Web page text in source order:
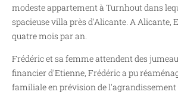
modeste appartement à Turnhout dans
spacieuse villa près d'Alicante. A Alicante,
quatre mois par an.
Frédéric et sa femme attendent des
financier d'Etienne, Frédéric a pu
familiale en prévision de l'agrandissement